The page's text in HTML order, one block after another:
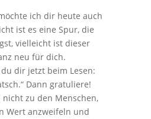
ich dir heute auch
ist es eine Spur, die
vielleicht ist dieser
neu für dich.
dir jetzt beim Lesen:
Dann gratuliere!
zu den Menschen,
Wert anzweifeln und